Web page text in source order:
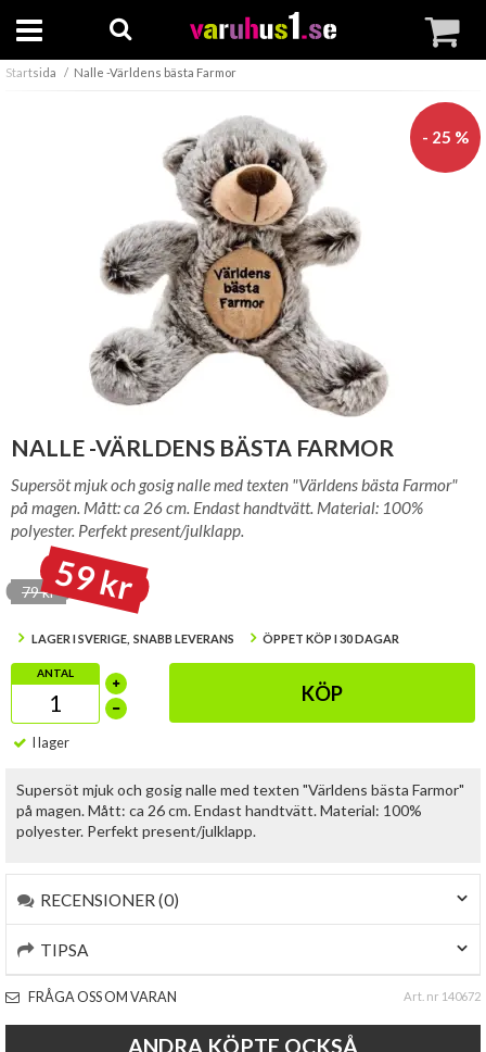
Startsida Nalle -Världens bästa Farmor
- 25 %
NALLE -VÄRLDENS BÄSTA FARMOR
Supersöt mjuk och gosig nalle med texten "Världens bästa Farmor"
på magen. Mått: ca 26 cm. Endast handtvätt. Material: 100%
polyester. Perfekt present/julklapp.
79 kr59 kr
LAGER I SVERIGE, SNABB LEVERANS ÖPPET KÖP I 30 DAGAR
ANTAL
KÖP
I lager
Supersöt mjuk och gosig nalle med texten "Världens bästa Farmor"
på magen. Mått: ca 26 cm. Endast handtvätt. Material: 100%
polyester. Perfekt present/julklapp.
RECENSIONER (0)
TIPSA
FRÅGA OSS OM VARAN Art. nr 140672
ANDRA KÖPTE OCKSÅ